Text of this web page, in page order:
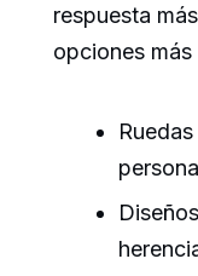
respuesta
opciones